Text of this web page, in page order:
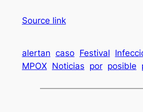
Source link
alertan caso Festival
MPOX Noticias por posible